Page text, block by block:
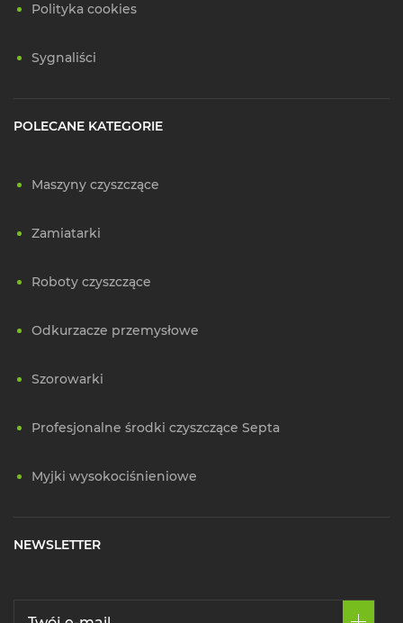
Polityka cookies
Sygnaliści
POLECANE KATEGORIE
Maszyny czyszczące
Zamiatarki
Roboty czyszczące
Odkurzacze przemysłowe
Szorowarki
Profesjonalne środki czyszczące Septa
Myjki wysokociśnieniowe
NEWSLETTER